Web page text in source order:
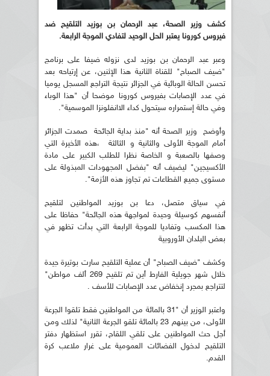
كشف وزير الصحة، عبد الرحمان بن بوزيد التلقيح ضد
فيروس كورونا يعتبر الحل الوحيد لتفادي الموجة الرابعة.
وعبر عبد الرحمان بن بوزيد لدى نزوله ضيفا على برنامج
"ضيف الصباح" للقناة الثانية هذا الإثنين، عن إرتياحه بعد
تحسن الحالة الوبائية في الجزائر نتيجة التراجع المسجل يوميا
في عدد الإصابات بفيروس كورونا موضحا أن "هذا الوباء
وفي حالة إستمراره سيتحول كداء الاانفلونزا الموسمية".
وأوضح وزير الصحة أنه "منذ بداية الجائحة صمدت الجزائر
أمام الموجة الأولى والثانية و الثالثة ،هذه الأخيرة التي
وصفها بالصعبة و الخاصة نظرا للطلب الكبير على مادة
الأكسيجين" ليضيف أنه "بفضل المجهودات المبذولة على
مستوى جميع القطاعات تم تجاوز هذه الأزمة".
في سياق متصل، دعا بن بوزيد المواطنين لتلقيح
أنفسهم كوسيلة وحيدة لمواجهة هذه الجائحة" حفاظا على
هذا المكسب وتفاديا للموجة الرابعة التي بدأت تظهر في
بعض البلدان الأوروبية
وكشف "ضيف الصباح" أن عملية التلقيح سارت بوتيرة جيدة
خلال شهر جويلية الفارط أين تم تلقيح 269 ألف مواطن"
لتتراجع بمجرد إنخفاض عدد الإصابات للأسف .
واعتبر الوزير أن "31 بالمائة من المواطنين فقط تلقوا الجرعة
الأولى، من بينهم 23 بالمائة تلقو الجرعة الثانية" لذلك ومن
أجل حث المواطنين على تلقي اللقاح، تقرر استظهار دفتر
التلقيح لدخول الفضائات العمومية على غرار ملاعب كرة
القدم.